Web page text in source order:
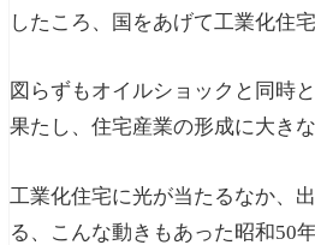
したころ、国をあげて工業化住
図らずもオイルショックと同時
果たし、住宅産業の形成に大き
工業化住宅に光が当たるなか、
る、こんな動きもあった昭和50